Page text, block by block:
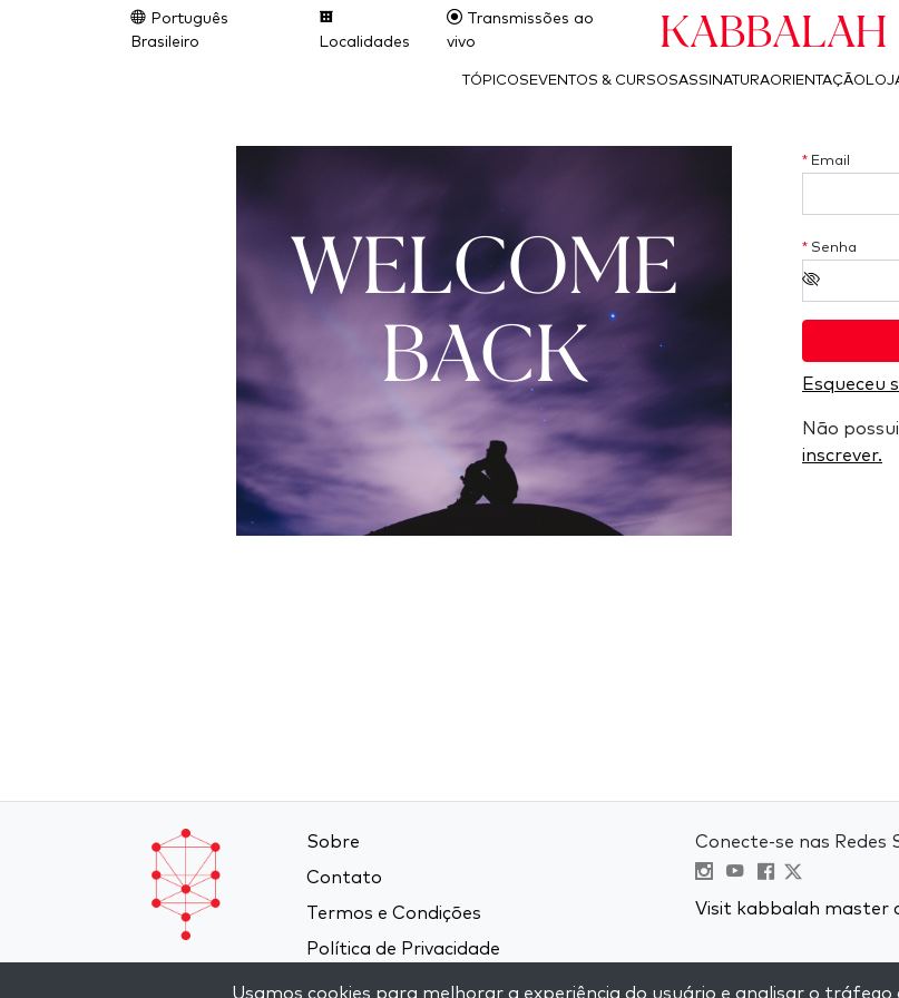
Português
Brasileiro
Localidades
Transmissões ao
vivo
Kabbalah
TÓPICOS EVENTOS & CURSOSASSINATURAORIENTAÇÃO
WELCOME
BACK
* Email
* Senha
Esqueceu
Não
inscrever.
Sobre
Contato
Termos e Condições
Política de Privacidade
Conecte-se nas Redes
Visit kabbalah master
Usamos cookies para melhorar a experiência do usuário e analisar o tráfego